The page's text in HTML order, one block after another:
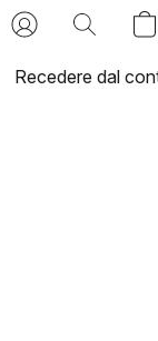
Recedere dal